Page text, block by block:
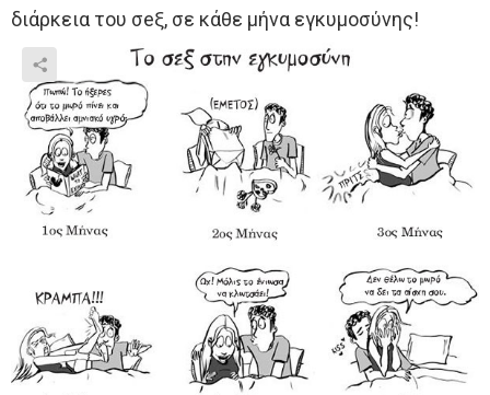
διάρκεια του σeξ, σε κάθε μήνα εγκυμοσύνης!